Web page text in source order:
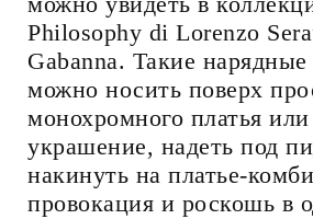
Philosophy di Lorenzo
Gabanna. Такие нарядные
можно носить поверх
монохромного платья или
украшение, надеть под
накинуть на платье-
провокация и роскошь в